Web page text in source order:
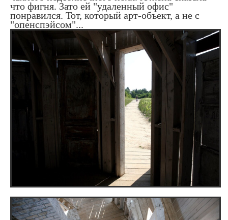
что фигня. Зато ей "удаленный офис"
понравился. Тот, который арт-объект, а не с
"опенспэйсом"...